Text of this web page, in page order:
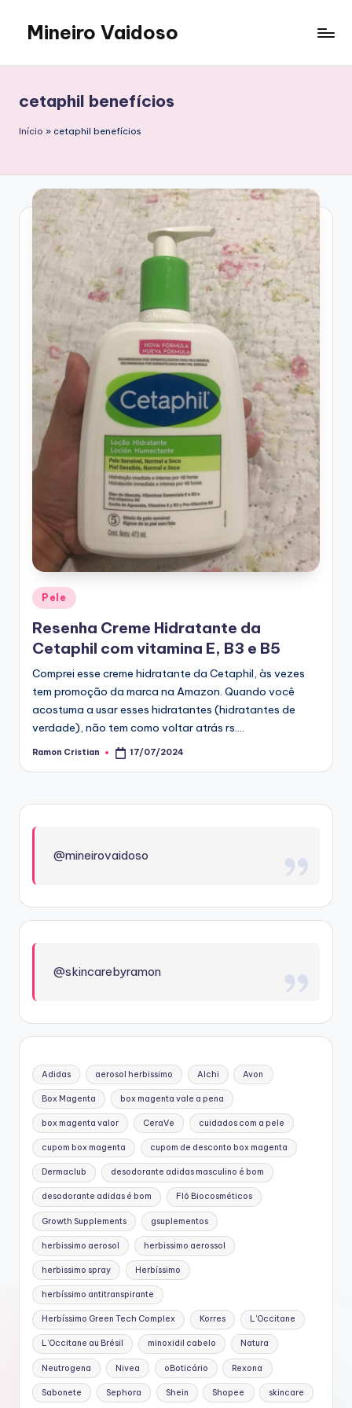
content
Mineiro Vaidoso
Autocuidado
e
Resenhas
cetaphil benefícios
Início » cetaphil benefícios
Posted
in
Pele
Resenha Creme Hidratante da
Cetaphil com vitamina E, B3 e B5
Comprei esse creme hidratante da Cetaphil, às vezes
tem promoção da marca na Amazon. Quando você
acostuma a usar esses hidratantes (hidratantes de
verdade), não tem como voltar atrás rs.…
Posted
Ramon Cristian 17/07/2024
@mineirovaidoso
@skincarebyramon
Adidas aerosol herbissimo Alchi Avon
Box Magenta box magenta vale a pena
box magenta valor CeraVe cuidados com a pele
cupom box magenta cupom de desconto box magenta
Dermaclub desodorante adidas masculino é bom
desodorante adidas é bom Flô Biocosméticos
Growth Supplements gsuplementos
herbissimo aerosol herbissimo aerossol
herbissimo spray Herbíssimo
herbíssimo antitranspirante
Herbíssimo Green Tech Complex Korres L'Occitane
L’Occitane au Brésil minoxidil cabelo Natura
Neutrogena Nivea oBoticário Rexona
Sabonete Sephora Shein Shopee skincare